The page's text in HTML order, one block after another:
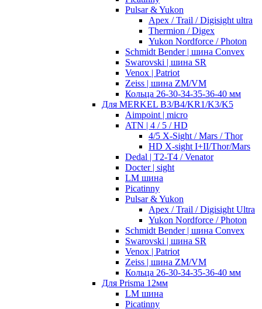
Pulsar & Yukon
Apex / Trail / Digisight ultra
Thermion / Digex
Yukon Nordforce / Photon
Schmidt Bender | шина Convex
Swarovski | шина SR
Venox | Patriot
Zeiss | шина ZM/VM
Кольца 26-30-34-35-36-40 мм
Для MERKEL B3/B4/KR1/K3/K5
Aimpoint | micro
ATN | 4 / 5 / HD
4/5 X-Sight / Mars / Thor
HD X-sight I+II/Thor/Mars
Dedal | T2-T4 / Venator
Docter | sight
LM шина
Picatinny
Pulsar & Yukon
Apex / Trail / Digisight Ultra
Yukon Nordforce / Photon
Schmidt Bender | шина Convex
Swarovski | шина SR
Venox | Patriot
Zeiss | шина ZM/VM
Кольца 26-30-34-35-36-40 мм
Для Prisma 12мм
LM шина
Picatinny